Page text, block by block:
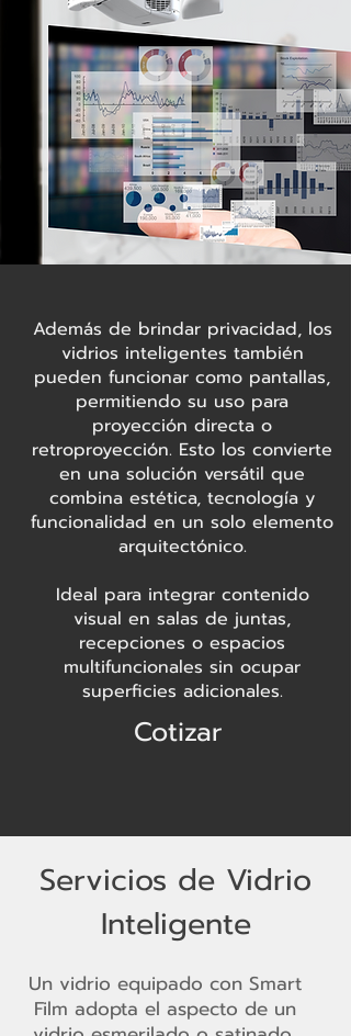
Además de brindar privacidad, los
vidrios inteligentes también
pueden funcionar como pantallas,
permitiendo su uso para
proyección directa o
retroproyección. Esto los convierte
en una solución versátil que
combina estética, tecnología y
funcionalidad en un solo elemento
arquitectónico.
Ideal para integrar contenido
visual en salas de juntas,
recepciones o espacios
multifuncionales sin ocupar
superficies adicionales.
Cotizar
Servicios de Vidrio
Inteligente
Un vidrio equipado con Smart
Film adopta el aspecto de un